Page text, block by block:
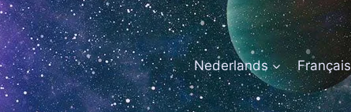
Nederlands Français